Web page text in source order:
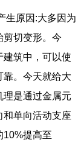
生原因:大多因为
剪切变形。今
建筑中，可以使
靠。今天就给大
理是通过金属元
和单向活动支座
10%提高至